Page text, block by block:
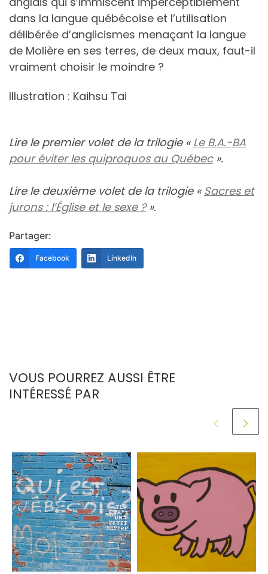
dans la langue québécoise et l’utilisation
délibérée d’anglicismes menaçant la langue
de Molière en ses terres, de deux maux, faut-il
vraiment choisir le moindre ?
Illustration : Kaihsu Tai
Lire le premier volet de la trilogie «Le B.A.-BA
pour éviter les quiproquos au Québec».
Lire le deuxième volet de la trilogie «Sacres et
jurons : l’Église et le sexe ?».
Partager:
Facebook LinkedIn
VOUS POURREZ AUSSI ÊTRE
INTÉRESSÉ PAR